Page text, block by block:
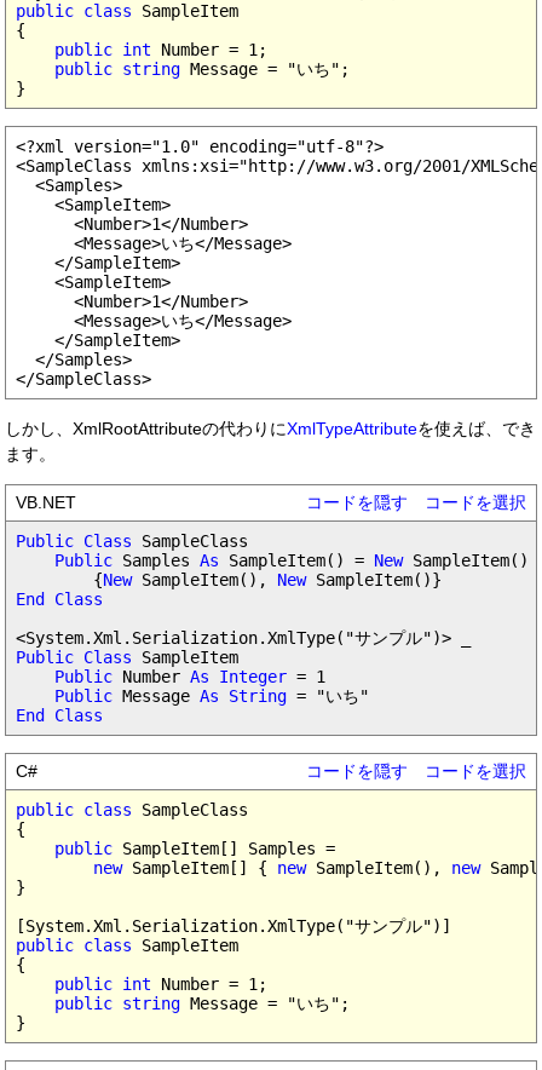
public class SampleItem
{
public int Number = 1;
public string Message = "いち";
<?xml version="1.0" encoding="utf-8"?>
<SampleClass xmlns:xsi="http://www.w3.org/2001/
  <Samples>
    <SampleItem>
      <Number>1</Number>
      <Message>いち</Message>
    </SampleItem>
    <SampleItem>
      <Number>1</Number>
      <Message>いち</Message>
    </SampleItem>
  </Samples>
しかし、XmlRootAttributeの代わりにXmlTypeAttributeを使えば、でき
ます。
VB.NET コードを隠す
コードを選択
Public Class SampleClass
Public Samples As SampleItem() = New SampleItem()
        {
New SampleItem(), New
End Class
Public Class SampleItem
Public Number As Integer = 1
Public Message As String
End Class
C# コードを隠す
コードを選択
public class SampleClass
{
public SampleItem[] Samples =
new SampleItem[] { new SampleItem(), new
}
public class SampleItem
{
public int Number = 1;
public string Message = "いち";